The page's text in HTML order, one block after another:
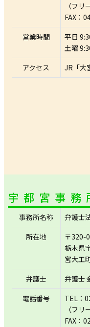
（フ
FAX：
営業時間
平日
土曜
アクセス
JR「大
宇都宮事務
事務所名称
弁護士
所在地
〒320-
栃木県
宮大工
弁護士
弁護士
電話番号
TEL：
（フ
FAX：